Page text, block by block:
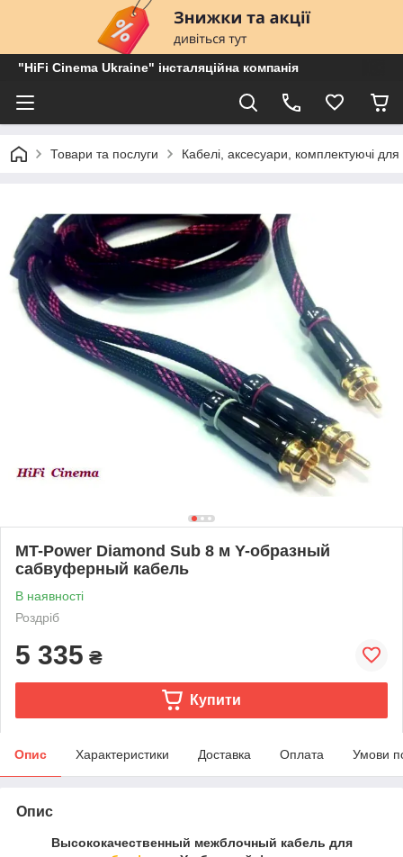
"HiFi Cinema Ukraine" інсталяційна компанія
Товари та послуги Кабелі, аксесуари, комплектуючі
MT-Power Diamond Sub 8 м Y-образный
сабвуферный кабель
В наявності
Роздріб
5 335 ₴
Купити
Опис Характеристики Доставка Оплата Умови
Опис
Высококачественный межблочный кабель для